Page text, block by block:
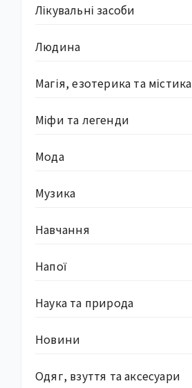
Лікувальні засоби
Людина
Магія, езотерика та містика
Міфи та легенди
Мода
Музика
Навчання
Напої
Наука та природа
Новини
Одяг, взуття та аксесуари